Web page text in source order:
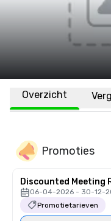
Overzicht
Promoties
Discounted Meeting
06-04-2026 - 30-12-
Promotietarieven